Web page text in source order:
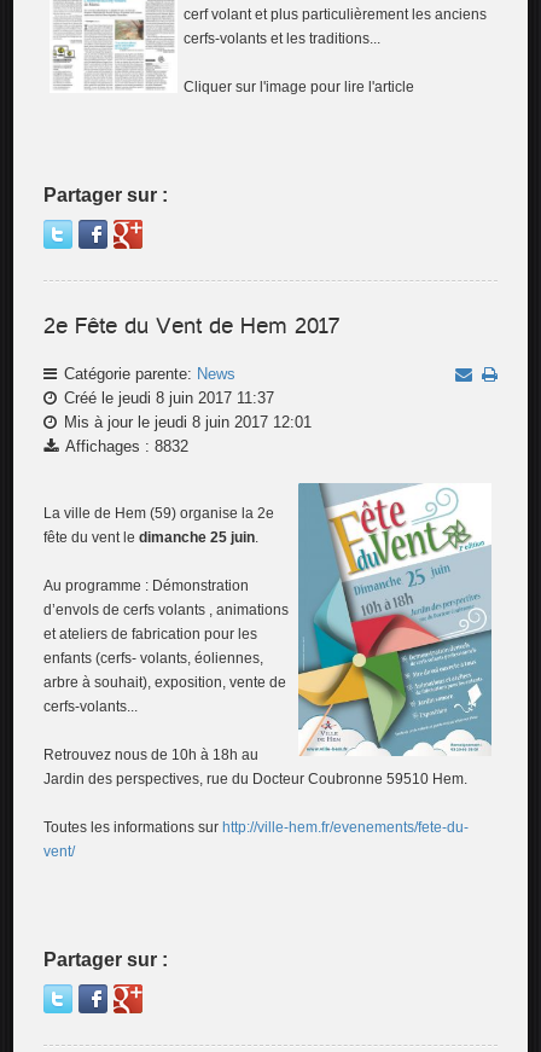
cerf volant et plus particulièrement les anciens
cerfs-volants et les traditions...
Cliquer sur l'image pour lire l'article
Partager sur :
2e Fête du Vent de Hem 2017
Catégorie parente: News
Créé le jeudi 8 juin 2017 11:37
Mis à jour le jeudi 8 juin 2017 12:01
Affichages : 8832
La ville de Hem (59) organise la 2e
fête du vent ledimanche 25 juin.
Au programme : Démonstration
d’envols de cerfs volants , animations
et ateliers de fabrication pour les
enfants (cerfs- volants, éoliennes,
arbre à souhait), exposition, vente de
cerfs-volants...
Retrouvez nous de 10h à 18h au
Jardin des perspectives, rue du Docteur Coubronne 59510 Hem.
Toutes les informations sur http://ville-hem.fr/evenements/fete-du-
vent/
Partager sur :